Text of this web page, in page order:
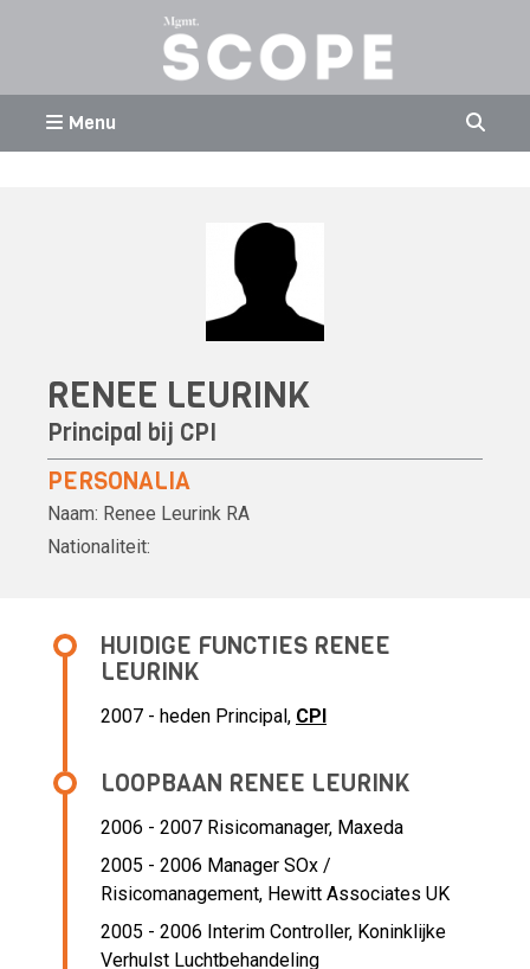
Menu
RENEE LEURINK
Principal bij CPI
PERSONALIA
Naam: Renee Leurink RA
Nationaliteit:
HUIDIGE FUNCTIES RENEE
LEURINK
2007 - heden Principal, CPI
LOOPBAAN RENEE LEURINK
2006 - 2007 Risicomanager, Maxeda
2005 - 2006 Manager SOx /
Risicomanagement, Hewitt Associates UK
2005 - 2006 Interim Controller, Koninklijke
Verhulst Luchtbehandeling